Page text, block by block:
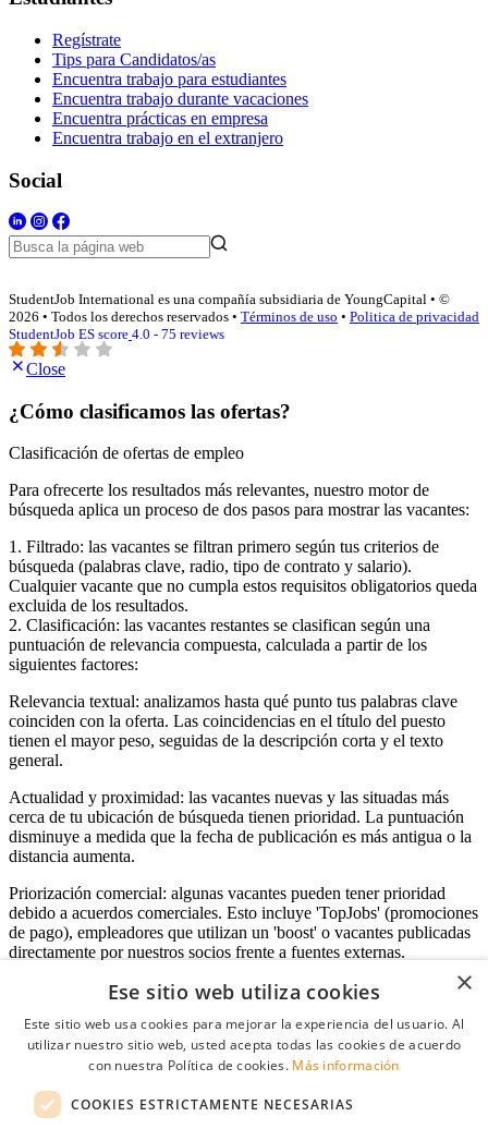
Regístrate
Tips para Candidatos/as
Encuentra trabajo para estudiantes
Encuentra trabajo durante vacaciones
Encuentra prácticas en empresa
Encuentra trabajo en el extranjero
Social
StudentJob International es una compañía subsidiaria de YoungCapital • ©
2026 • Todos los derechos reservados • Términos de uso • Politica de privacidad
StudentJob ES score 4.0 - 75 reviews
Close
¿Cómo clasificamos las ofertas?
Clasificación de ofertas de empleo
Para ofrecerte los resultados más relevantes, nuestro motor de
búsqueda aplica un proceso de dos pasos para mostrar las vacantes:
1. Filtrado: las vacantes se filtran primero según tus criterios de
búsqueda (palabras clave, radio, tipo de contrato y salario).
Cualquier vacante que no cumpla estos requisitos obligatorios queda
excluida de los resultados.
2. Clasificación: las vacantes restantes se clasifican según una
puntuación de relevancia compuesta, calculada a partir de los
siguientes factores:
Relevancia textual: analizamos hasta qué punto tus palabras clave
coinciden con la oferta. Las coincidencias en el título del puesto
tienen el mayor peso, seguidas de la descripción corta y el texto
general.
Actualidad y proximidad: las vacantes nuevas y las situadas más
cerca de tu ubicación de búsqueda tienen prioridad. La puntuación
disminuye a medida que la fecha de publicación es más antigua o la
distancia aumenta.
Priorización comercial: algunas vacantes pueden tener prioridad
debido a acuerdos comerciales. Esto incluye 'TopJobs' (promociones
de pago), empleadores que utilizan un 'boost' o vacantes publicadas
directamente por nuestros socios frente a fuentes externas.
Acceso empresas
Contraseña
×
Ese sitio web utiliza cookies
Este sitio web usa cookies para mejorar la experiencia del usuario. Al
utilizar nuestro sitio web, usted acepta todas las cookies de acuerdo
con nuestra Política de cookies. Más información
COOKIES ESTRICTAMENTE NECESARIAS